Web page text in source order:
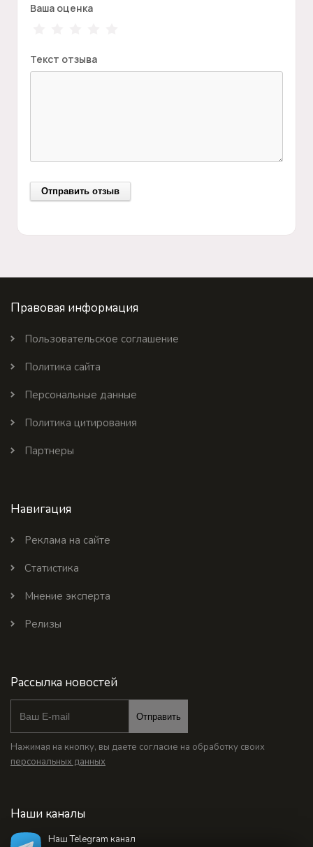
Ваша оценка
Текст отзыва
Правовая информация
Пользовательское соглашение
Политика сайта
Персональные данные
Политика цитирования
Партнеры
Навигация
Реклама на сайте
Статистика
Мнение эксперта
Релизы
Рассылка новостей
Отправить
Нажимая на кнопку, вы даете согласие на обработку своих
персональных данных
Наши каналы
Наш Telegram канал